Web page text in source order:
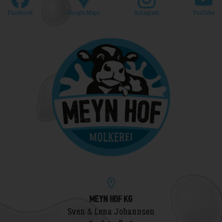
Facebook Google Maps Instagram YouTube
MEYN HOF KG
Sven & Lena Johannsen